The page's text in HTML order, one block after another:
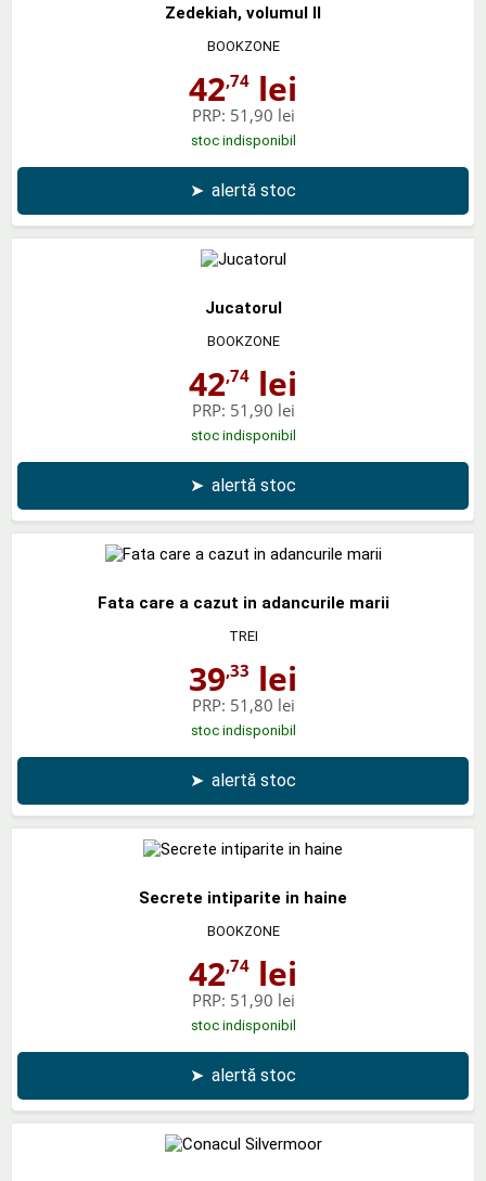
Zedekiah, volumul II
BOOKZONE
42,74 lei
PRP: 51,90 lei
stoc indisponibil
➤ alertă stoc
Jucatorul
BOOKZONE
42,74 lei
PRP: 51,90 lei
stoc indisponibil
➤ alertă stoc
Fata care a cazut in adancurile marii
TREI
39,33 lei
PRP: 51,80 lei
stoc indisponibil
➤ alertă stoc
Secrete intiparite in haine
BOOKZONE
42,74 lei
PRP: 51,90 lei
stoc indisponibil
➤ alertă stoc